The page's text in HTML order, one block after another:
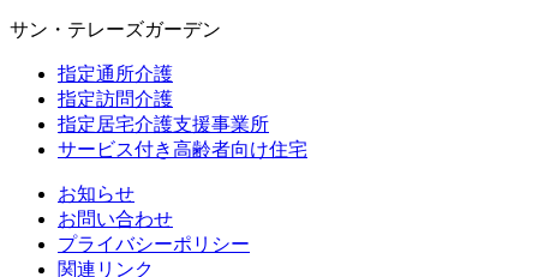
サン・テレーズガーデン
指定通所介護
指定訪問介護
指定居宅介護支援事業所
サービス付き高齢者向け住宅
お知らせ
お問い合わせ
プライバシーポリシー
関連リンク